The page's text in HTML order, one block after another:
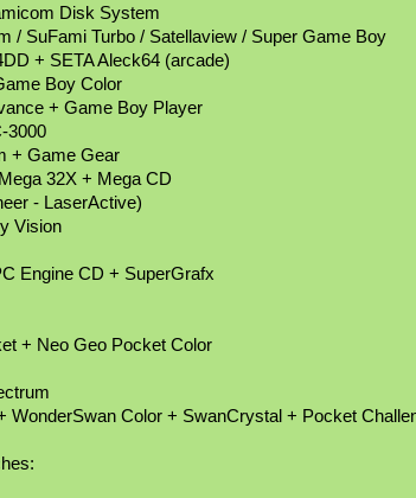
Disk System
/ SuFami Turbo / Satellaview / Super Game Boy
+ SETA Aleck64 (arcade)
Boy Color
+ Game Boy Player
3000
+ Game Gear
32X + Mega CD
- LaserActive)
Vision
Engine CD + SuperGrafx
+ Neo Geo Pocket Color
WonderSwan Color + SwanCrystal + Pocket